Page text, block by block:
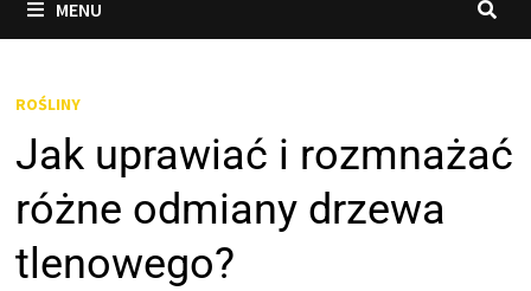
MENU
ROŚLINY
Jak uprawiać i rozmnażać
różne odmiany drzewa
tlenowego?